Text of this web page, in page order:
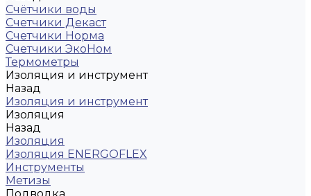
Счётчики воды
Счетчики Декаст
Счетчики Норма
Счетчики ЭкоНом
Термометры
Изоляция и инструмент
Назад
Изоляция и инструмент
Изоляция
Назад
Изоляция
Изоляция ENERGOFLEX
Инструменты
Метизы